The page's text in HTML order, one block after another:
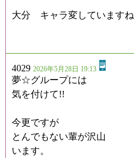
大分 キャラ変していますね
4029 2026年5月28日 19:13
夢☆グループには
気を付けて!!
今更ですが
とんでもない輩が沢山
います。